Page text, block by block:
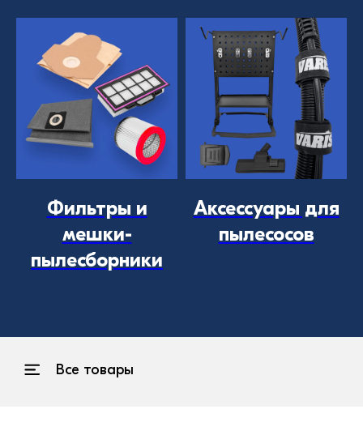
Фильтры и
мешки-
пылесборники
Аксессуары для
пылесосов
Все товары